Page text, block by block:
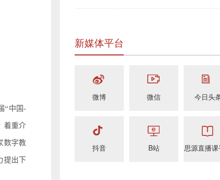
“中国-
着重介
数字教
提出下
新媒体平台
微博 微信 今日头
抖音 B站 思源直播